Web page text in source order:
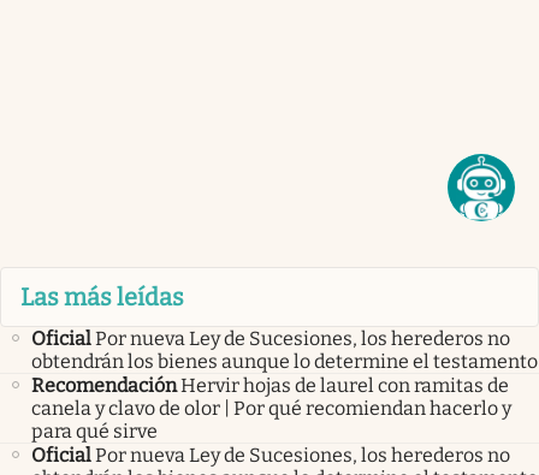
Las más leídas
OficialPor nueva Ley de Sucesiones, los herederos no
obtendrán los bienes aunque lo determine el testamento
RecomendaciónHervir hojas de laurel con ramitas de
canela y clavo de olor | Por qué recomiendan hacerlo y
para qué sirve
OficialPor nueva Ley de Sucesiones, los herederos no